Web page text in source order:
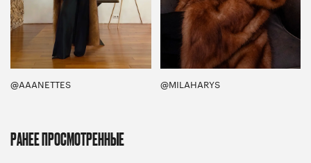
@AAANETTES @MILAHARYS
РАНЕЕ ПРОСМОТРЕННЫЕ